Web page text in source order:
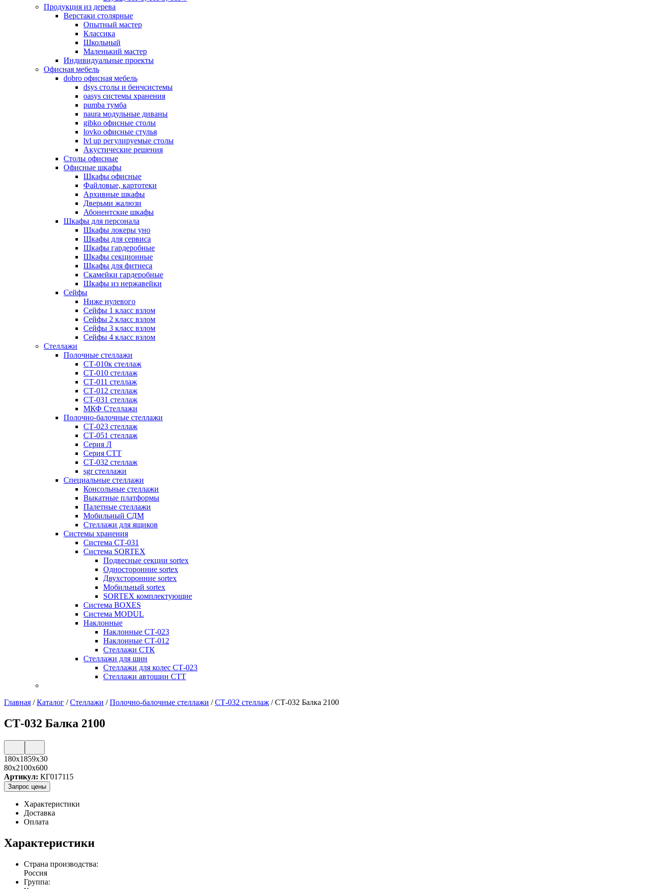
Продукция из дерева
Верстаки столярные
Опытный мастер
Классика
Школьный
Маленький мастер
Индивидуальные проекты
Офисная мебель
dobro офисная мебель
dsys столы и бенчсистемы
oasys системы хранения
pumba тумба
naura модульные диваны
gibko офисные столы
lovko офисные стулья
lvl up регулируемые столы
Акустические решения
Столы офисные
Офисные шкафы
Шкафы офисные
Файловые, картотеки
Архивные шкафы
Дверьми жалюзи
Абонентские шкафы
Шкафы для персонала
Шкафы локеры уно
Шкафы для сервиса
Шкафы гардеробные
Шкафы секционные
Шкафы для фитнеса
Скамейки гардеробные
Шкафы из нержавейки
Сейфы
Ниже нулевого
Сейфы 1 класс взлом
Сейфы 2 класс взлом
Сейфы 3 класс взлом
Сейфы 4 класс взлом
Стеллажи
Полочные стеллажи
СТ-010к стеллаж
СТ-010 стеллаж
СТ-011 стеллаж
СТ-012 стеллаж
СТ-031 стеллаж
МКФ Стеллажи
Полочно-балочные стеллажи
СТ-023 стеллаж
СТ-051 стеллаж
Серия Л
Серия СТТ
СТ-032 стеллаж
sgr стеллажи
Специальные стеллажи
Консольные стеллажи
Выкатные платформы
Палетные стеллажи
Мобильный СДМ
Стеллажи для ящиков
Системы хранения
Система СТ-031
Система SORTEX
Подвесные секции sortex
Односторонние sortex
Двухсторонние sortex
Мобильный sortex
SORTEX комплектующие
Система BOXES
Система MODUL
Наклонные
Наклонные СТ-023
Наклонные СТ-012
Стеллажи СТК
Стеллажи для шин
Стеллажи для колес СТ-023
Стеллажи автошин СТТ
Главная /Каталог /Стеллажи /Полочно-балочные стеллажи /СТ-032 стеллаж /СТ-032 Балка 2100
СТ-032 Балка 2100
180х1859х30
80x2100x600
Артикул: КГ017115
Запрос цены
Характеристики
Доставка
Оплата
Характеристики
Страна производства:
Россия
Группа: